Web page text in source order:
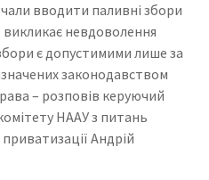
вводити паливні збори
невдоволення
є допустимими лише за
законодавством
– розповів керуючий
НААУ з питань
приватизації Андрій